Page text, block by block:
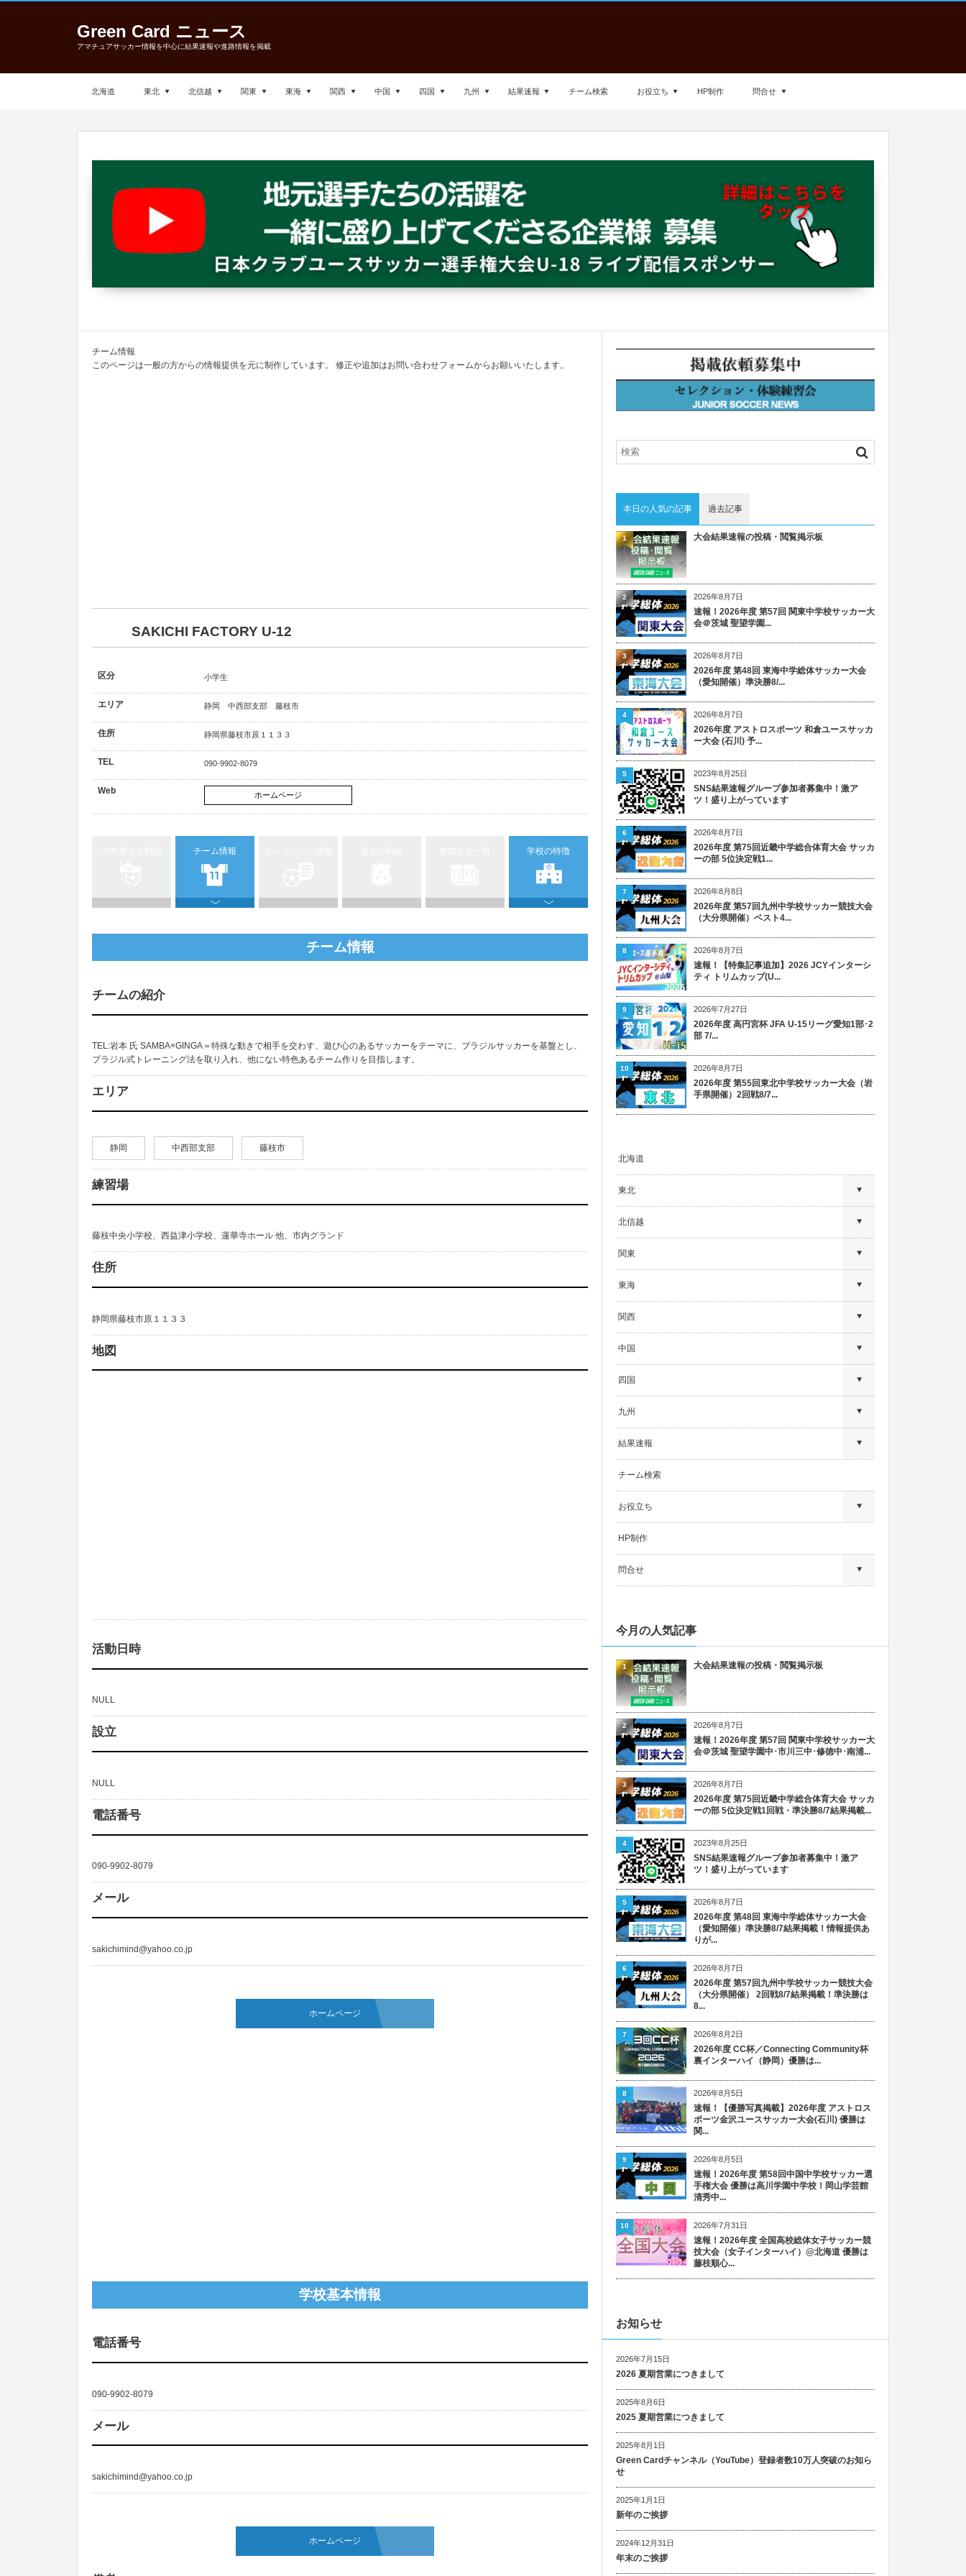
Green Card ニュース
アマチュアサッカー情報を中心に結果速報や進路情報を掲載
北海道 東北 北信越 関東 東海 関西 中国 四国 九州 結果速報 チーム検索 お役立ち HP制作 問合せ
チーム情報
このページは一般の方からの情報提供を元に制作しています。 修正や追加はお問い合わせフォームからお願いいたします。
SAKICHI FACTORY U-12
区分 小学生
エリア 静岡 中西部支部 藤枝市
住所 静岡県藤枝市原１１３３
TEL 090-9902-8079
Web ホームページ
チーム情報 学校の特徴
チーム情報
チームの紹介
TEL:岩本 氏 SAMBA×GINGA＝特殊な動きで相手を交わす、遊び心のあるサッカーをテーマに、ブラジルサッカーを基盤とし、
ブラジル式トレーニング法を取り入れ、他にない特色あるチーム作りを目指します。
エリア
静岡 中西部支部 藤枝市
練習場
藤枝中央小学校、西益津小学校、蓮華寺ホール 他、市内グランド
住所
静岡県藤枝市原１１３３
地図
活動日時
NULL
設立
NULL
電話番号
090-9902-8079
メール
sakichimind@yahoo.co.jp
ホームページ
学校基本情報
電話番号
090-9902-8079
メール
sakichimind@yahoo.co.jp
ホームページ
本日の人気の記事 過去記事
大会結果速報の投稿・閲覧掲示板
1
2026年8月7日
速報！2026年度 第57回 関東中学校サッカー大
会＠茨城 聖望学園...
2
2026年8月7日
2026年度 第48回 東海中学総体サッカー大会
（愛知開催）準決勝8/...
3
2026年8月7日
2026年度 アストロスポーツ 和倉ユースサッカ
ー大会 (石川) 予...
4
2023年8月25日
SNS結果速報グループ参加者募集中！激ア
ツ！盛り上がっています
5
2026年8月7日
2026年度 第75回近畿中学総合体育大会 サッカ
ーの部 5位決定戦1...
6
2026年8月8日
2026年度 第57回九州中学校サッカー競技大会
（大分県開催）ベスト4...
7
2026年8月7日
速報！【特集記事追加】2026 JCYインターシ
ティ トリムカップ(U...
8
2026年7月27日
2026年度 高円宮杯 JFA U-15リーグ愛知1部･2
部 7/...
9
2026年8月7日
2026年度 第55回東北中学校サッカー大会（岩
手県開催）2回戦8/7...
10
北海道
東北
北信越
関東
東海
関西
中国
四国
九州
結果速報
チーム検索
お役立ち
HP制作
問合せ
今月の人気記事
大会結果速報の投稿・閲覧掲示板
1
2026年8月7日
速報！2026年度 第57回 関東中学校サッカー大
会＠茨城 聖望学園中･市川三中･修徳中･南浦...
2
2026年8月7日
2026年度 第75回近畿中学総合体育大会 サッカ
ーの部 5位決定戦1回戦・準決勝8/7結果掲載...
3
2023年8月25日
SNS結果速報グループ参加者募集中！激ア
ツ！盛り上がっています
4
2026年8月7日
2026年度 第48回 東海中学総体サッカー大会
（愛知開催）準決勝8/7結果掲載！情報提供あ
りが...
5
2026年8月7日
2026年度 第57回九州中学校サッカー競技大会
（大分県開催） 2回戦8/7結果掲載！準決勝は
8...
6
2026年8月2日
2026年度 CC杯／Connecting Community杯
裏インターハイ（静岡）優勝は...
7
2026年8月5日
速報！【優勝写真掲載】2026年度 アストロス
ポーツ金沢ユースサッカー大会(石川) 優勝は
関...
8
2026年8月5日
速報！2026年度 第58回中国中学校サッカー選
手権大会 優勝は高川学園中学校！岡山学芸館
清秀中...
9
2026年7月31日
速報！2026年度 全国高校総体女子サッカー競
技大会（女子インターハイ）@北海道 優勝は
藤枝順心...
10
お知らせ
2026年7月15日
2026 夏期営業につきまして
2025年8月6日
2025 夏期営業につきまして
2025年8月1日
Green Cardチャンネル（YouTube）登録者数10万人突破のお知ら
せ
2025年1月1日
新年のご挨拶
2024年12月31日
年末のご挨拶